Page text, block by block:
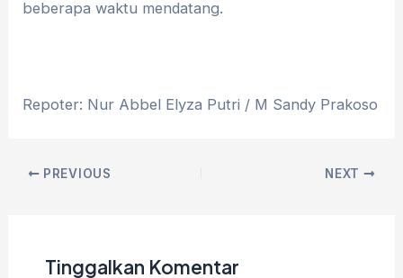
beberapa waktu mendatang.
Repoter: Nur Abbel Elyza Putri / M Sandy Prakoso
PREVIOUS NEXT
Tinggalkan Komentar